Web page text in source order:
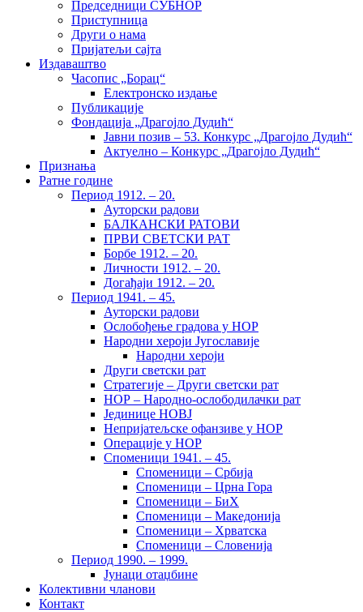
Председници СУБНОР
Приступница
Други о нама
Пријатељи сајта
Издаваштво
Часопис „Борац“
Електронско издање
Публикације
Фондација „Драгојло Дудић“
Јавни позив – 53. Конкурс „Драгојло Дудић“
Актуелно – Конкурс „Драгојло Дудић“
Признања
Ратне године
Период 1912. – 20.
Ауторски радови
БАЛКАНСКИ РАТОВИ
ПРВИ СВЕТСКИ РАТ
Борбе 1912. – 20.
Личности 1912. – 20.
Догађаји 1912. – 20.
Период 1941. – 45.
Ауторски радови
Ослобођење градова у НОР
Народни хероји Југославије
Народни хероји
Други светски рат
Стратегије – Други светски рат
НОР – Народно-ослободилачки рат
Јединице НОВЈ
Непријатељске офанзиве у НОР
Операције у НОР
Споменици 1941. – 45.
Споменици – Србија
Споменици – Црна Гора
Споменици – БиХ
Споменици – Македонија
Споменици – Хрватска
Споменици – Словенија
Период 1990. – 1999.
Јунаци отаџбине
Колективни чланови
Контакт